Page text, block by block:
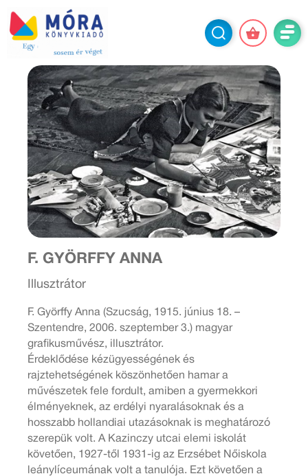
F. GYÖRFFY ANNA
Illusztrátor
F. Györffy Anna (Szucság, 1915. június 18. –
Szentendre, 2006. szeptember 3.) magyar
grafikusművész, illusztrátor.
Érdeklődése kézügyességének és
rajztehetségének köszönhetően hamar a
művészetek fele fordult, amiben a gyermekkori
élményeknek, az erdélyi nyaralásoknak és a
hosszabb hollandiai utazásoknak is meghatározó
szerepük volt. A Kazinczy utcai elemi iskolát
követően, 1927-től 1931-ig az Erzsébet Nőiskola
leánylíceumának volt a tanulója. Ezt követően a